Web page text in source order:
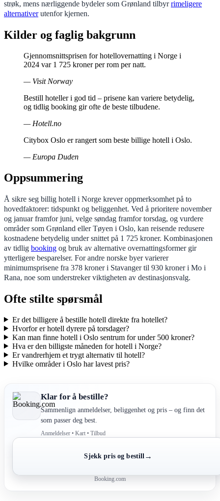
strøk, mens nærliggende bydeler som Grønland tilbyrrimeligere
alternativerutenfor kjernen.
Kilder og faglig bakgrunn
Gjennomsnittsprisen for hotellovernatting i Norge i
2024 var 1 725 kroner per rom per natt.
— Visit Norway
Bestill hoteller i god tid – prisene kan variere betydelig,
og tidlig booking gir ofte de beste tilbudene.
— Hotell.no
Citybox Oslo er rangert som beste billige hotell i Oslo.
— Europa Duden
Oppsummering
Å sikre seg billig hotell i Norge krever oppmerksomhet på to
hovedfaktorer: tidspunkt og beliggenhet. Ved å prioritere november
og januar framfor juni, velge søndag framfor torsdag, og vurdere
områder som Grønland eller Tøyen i Oslo, kan reisende redusere
kostnadene betydelig under snittet på 1 725 kroner. Kombinasjonen
av tidlig booking og bruk av alternative overnattingsformer gir
ytterligere besparelser. For andre norske byer varierer
minimumsprisene fra 378 kroner i Stavanger til 930 kroner i Mo i
Rana, noe som understreker viktigheten av destinasjonsvalg.
Ofte stilte spørsmål
Er det billigere å bestille hotell direkte fra hotellet?
Hvorfor er hotell dyrere på torsdager?
Kan man finne hotell i Oslo sentrum for under 500 kroner?
Hva er den billigste måneden for hotell i Norge?
Er vandrerhjem et trygt alternativ til hotell?
Hvilke områder i Oslo har lavest pris?
Klar for å bestille?
Sammenlign anmeldelser, beliggenhet og pris – og finn det
som passer deg best.
Anmeldelser • Kart • Tilbud
Sjekk pris og bestill →
Booking.com